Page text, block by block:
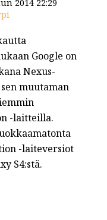
2014 22:29
Google on
Nexus-
muutaman
-laitteilla.
-laiteversiot
S4:stä.